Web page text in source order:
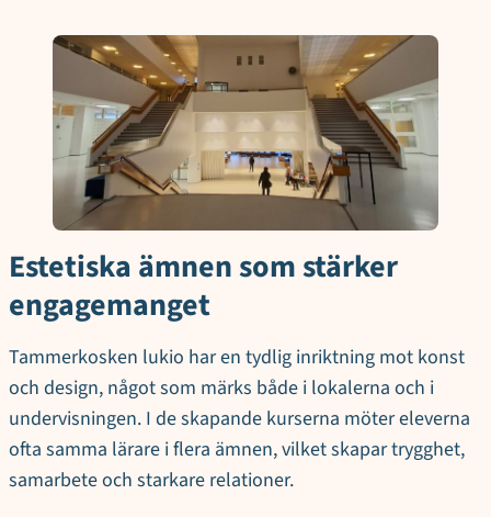
Estetiska ämnen som stärker
engagemanget
Tammerkosken lukio har en tydlig inriktning mot konst
och design, något som märks både i lokalerna och i
undervisningen. I de skapande kurserna möter eleverna
ofta samma lärare i flera ämnen, vilket skapar trygghet,
samarbete och starkare relationer.